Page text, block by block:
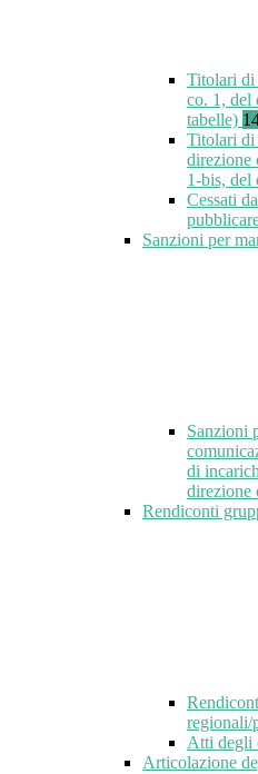
Titolari di
co. 1, del
tabelle)
Titolari di
direzione
1-bis, del
Cessati
Sanzioni per
Sanzioni
di
direzione
Rendiconti
regionali/
Atti degli
Articolazione